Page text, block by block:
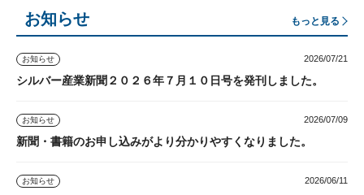
お知らせ もっと見る
お知らせ 2026/07/21
シルバー産業新聞２０２６年７月１０日号を発刊しました。
お知らせ 2026/07/09
新聞・書籍のお申し込みがより分かりやすくなりました。
お知らせ 2026/06/11